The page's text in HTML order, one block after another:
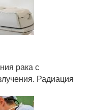
рака с
Радиация